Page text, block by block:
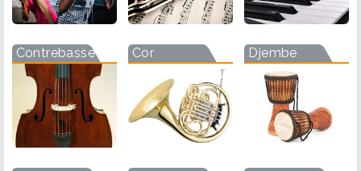
Contrebasse Cor Djembe